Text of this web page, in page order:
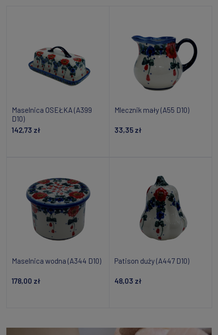
Maselnica OSEŁKA (A399
D10)
142,73 zł
Mlecznik mały (A55 D10)
33,35 zł
Maselnica wodna (A344 D10)
178,00 zł
Patison duży (A447 D10)
48,03 zł